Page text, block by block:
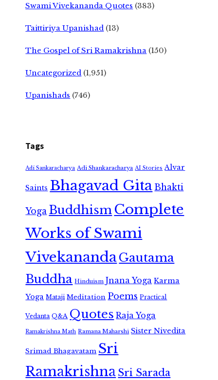
Swami Vivekananda Quotes (383)
Taittiriya Upanishad (13)
The Gospel of Sri Ramakrishna (150)
Uncategorized (1,951)
Upanishads (746)
Tags
Adi Sankaracharya Adi Shankaracharya AI Stories Alvar
Saints Bhagavad GitaBhakti
Yoga Buddhism Complete
Works of Swami
VivekanandaGautama
Buddha Hinduism Jnana Yoga Karma
Yoga Mataji Meditation Poems Practical
Vedanta Q&A Quotes Raja Yoga
Ramakrishna Math Ramana Maharshi Sister Nivedita
Srimad Bhagavatam Sri
RamakrishnaSri Sarada